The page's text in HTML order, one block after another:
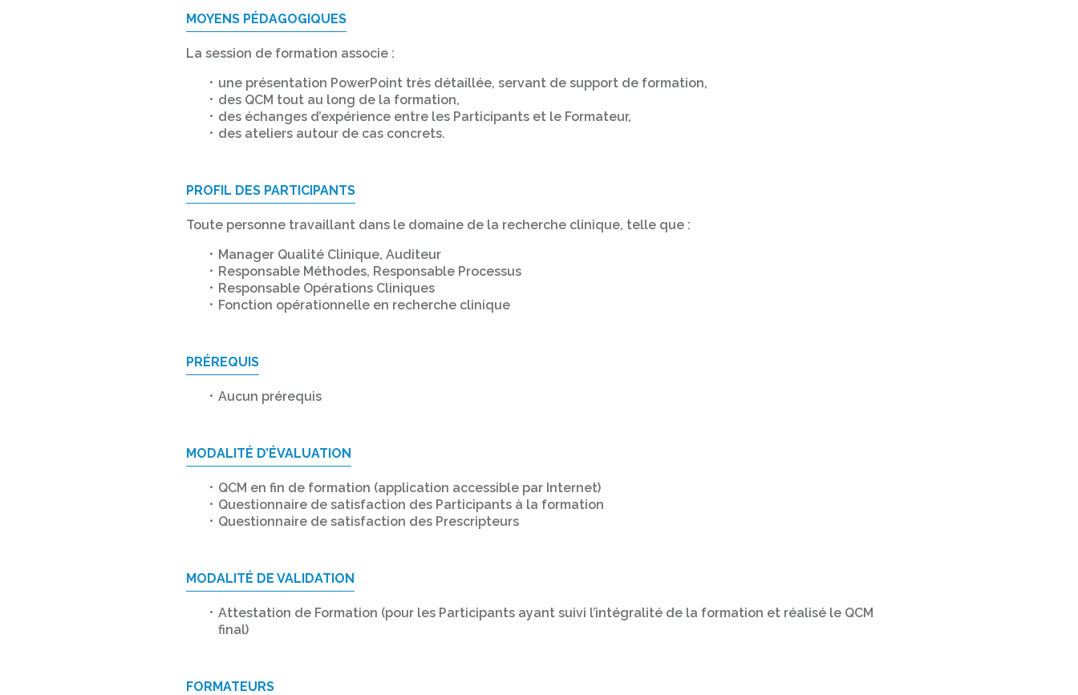
MOYENS PÉDAGOGIQUES
La session de formation associe :
une présentation PowerPoint très détaillée, servant de support de formation,
des QCM tout au long de la formation,
des échanges d’expérience entre les Participants et le Formateur,
des ateliers autour de cas concrets.
PROFIL DES PARTICIPANTS
Toute personne travaillant dans le domaine de la recherche clinique, telle que :
Manager Qualité Clinique, Auditeur
Responsable Méthodes, Responsable Processus
Responsable Opérations Cliniques
Fonction opérationnelle en recherche clinique
PRÉREQUIS
Aucun prérequis
MODALITÉ D’ÉVALUATION
QCM en fin de formation (application accessible par Internet)
Questionnaire de satisfaction des Participants à la formation
Questionnaire de satisfaction des Prescripteurs
MODALITÉ DE VALIDATION
Attestation de Formation (pour les Participants ayant suivi l’intégralité de la formation et réalisé le QCM
final)
FORMATEURS